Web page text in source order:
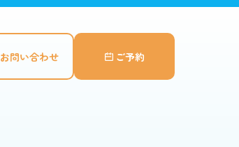
お問い合わせ ご予約